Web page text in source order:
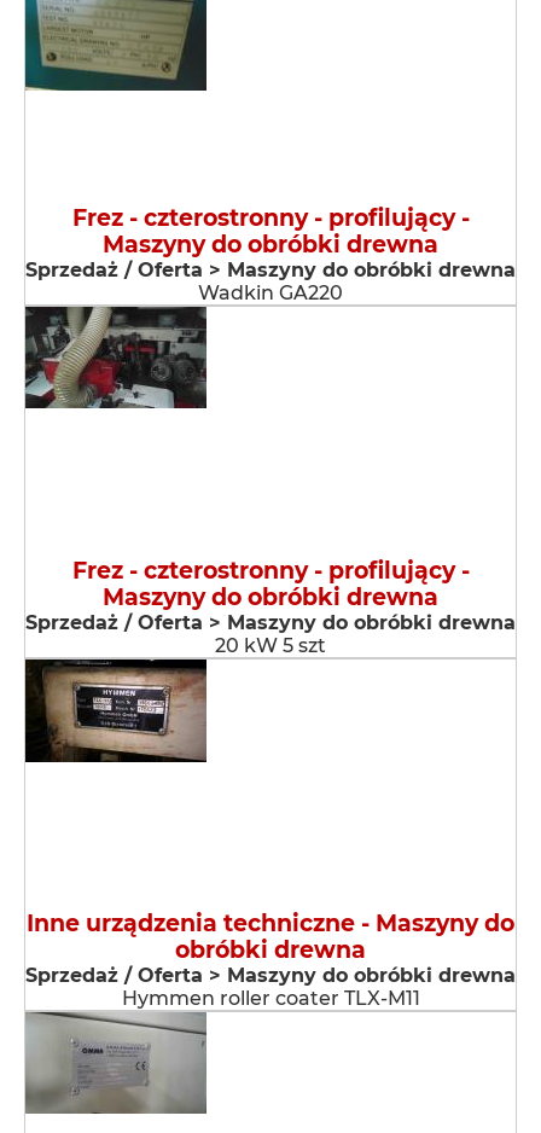
Frez - czterostronny - profilujący -
Maszyny do obróbki drewna
Sprzedaż / Oferta > Maszyny do obróbki drewna
Wadkin GA220
Frez - czterostronny - profilujący -
Maszyny do obróbki drewna
Sprzedaż / Oferta > Maszyny do obróbki drewna
20 kW 5 szt
Inne urządzenia techniczne - Maszyny do
obróbki drewna
Sprzedaż / Oferta > Maszyny do obróbki drewna
Hymmen roller coater TLX-M11